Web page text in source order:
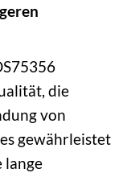
die
von
gewährleistet
lange